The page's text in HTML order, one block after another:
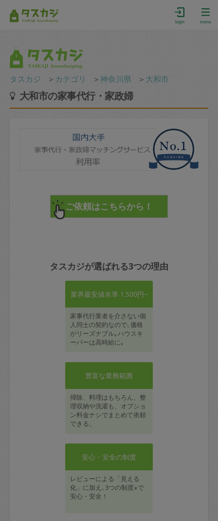
login menu
タスカジ ＞ カテゴリ ＞神奈川県 ＞ 大和市
大和市の家事代行・家政婦
タスカジが選ばれる3つの理由
業界最安値水準 1,500円~
家事代行業者を介さない個
人同士の契約なので､価格
がリーズナブル｡ハウスキ
ーパーは高時給に｡
豊富な業務範囲
掃除、料理はもちろん、整
理収納や洗濯も、オプショ
ン料金ナシでまとめて依頼
できる。
安心・安全の制度
レビューによる「見える
化」に加え､3つの制度※で
安心・安全！